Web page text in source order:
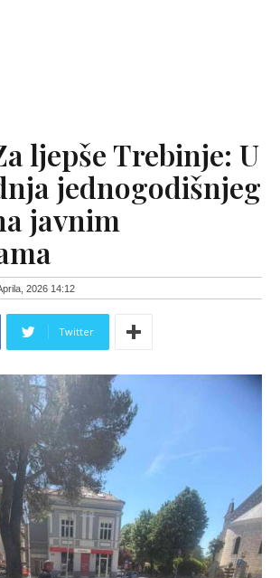
ljepše Trebinje: U
jednogodišnjeg
javnim
2026 14:12
Twitter